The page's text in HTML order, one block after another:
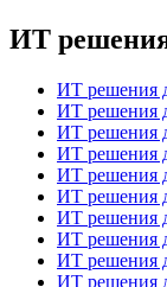
ИТ
ИТ решения
ИТ решения
ИТ решения
ИТ решения
ИТ решения
ИТ решения
ИТ решения
ИТ решения
ИТ решения
ИТ решения